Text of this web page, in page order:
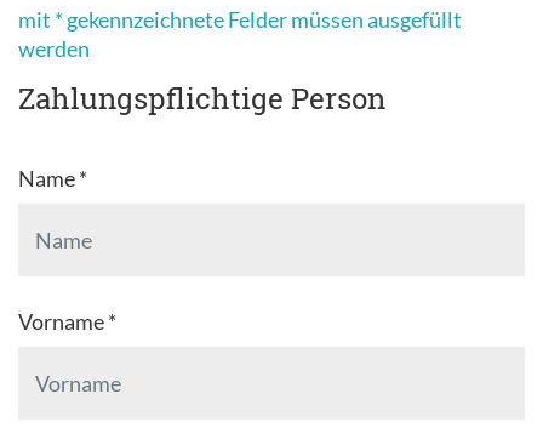
mit * gekennzeichnete Felder müssen ausgefüllt
werden
Zahlungspflichtige Person
Name *
Vorname *